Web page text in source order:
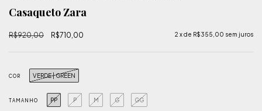
Casaqueto Zara
R$920,00 R$710,00 2 x de R$355,00 sem juros
COR VERDE | GREEN
TAMANHO PP P M G GG